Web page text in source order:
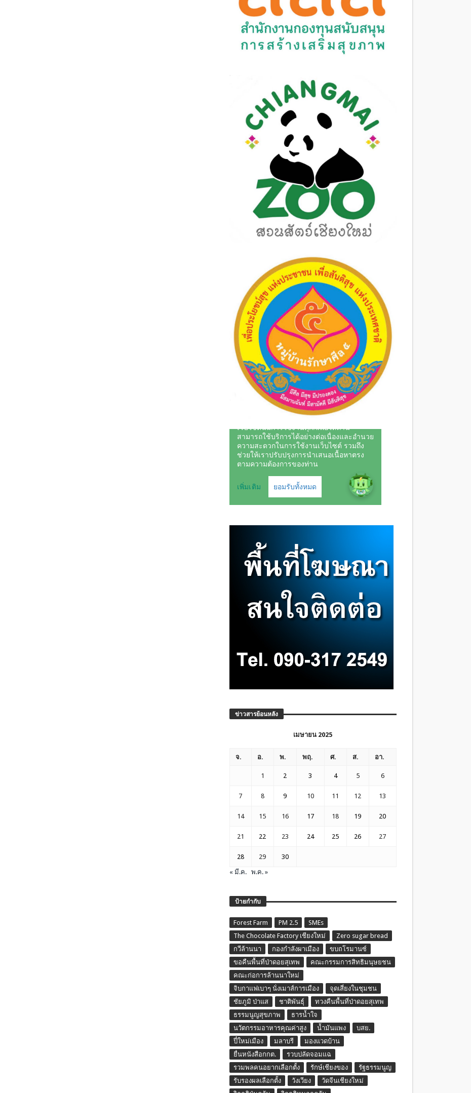
ข่าวสารย้อนหลัง
เมษายน 2025
จ. อ. พ. พฤ. ศ. ส. อา.
1 2 3 4 5 6
7 8 9 10 11 12 13
14 15 16 17 18 19 20
21 22 23 24 25 26 27
28 29
30
« มี.ค.
พ.ค. »
ป้ายกำกับ
Forest Farm PM 2.5
SMEs
The Chocolate Factory เชียงใหม่
Zero sugar bread
กวีล้านนา
กองกำลังผาเมือง
ขบถโรมานซ์
ขอคืนพื้นที่ป่าดอยสุเทพ
คณะกรรมการสิทธิมนุษยชน
คณะก่อการล้านนาใหม่
จิบกาแฟเบาๆ นั่งเมาส์การเมือง
จุดเสี่ยงในชุมชน
ชัยภูมิ ป่าแส
ชาติพันธุ์
ทวงคืนพื้นที่ป่าดอยสุเทพ
ธรรมนูญสุขภาพ
ธารน้ำใจ
นวัตกรรมอาหารคุณค่าสูง
น้ำมันแพง
บสย.
ปี๋ใหม่เมือง
มลาบรี
มองแวดบ้าน
ยื่นหนังสือกกต.
รวบปลัดจอมแฉ
รวมพลคนอยากเลือกตั้ง
รักษ์เชียงของ
รัฐธรรมนูญ
รับรองผลเลือกตั้ง
วังเวียง
วัดจีนเชียงใหม่